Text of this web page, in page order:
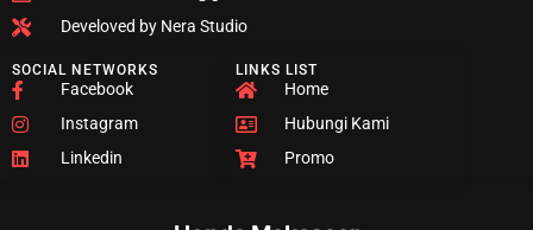
Develoved by Nera Studio
SOCIAL NETWORKS
Facebook
Instagram
Linkedin
LINKS LIST
Home
Hubungi Kami
Promo